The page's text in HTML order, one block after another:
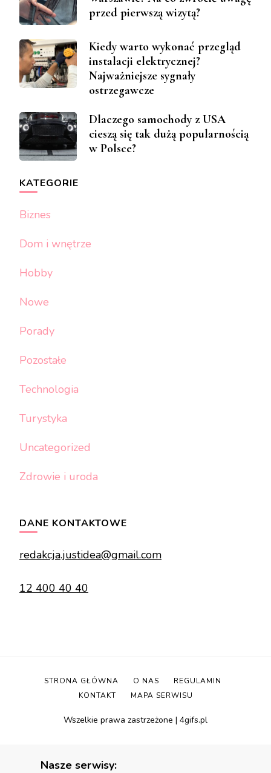
przed pierwszą wizytą?
Kiedy warto wykonać przegląd
instalacji elektrycznej?
Najważniejsze sygnały
ostrzegawcze
Dlaczego samochody z USA
cieszą się tak dużą popularnością
w Polsce?
KATEGORIE
Biznes
Dom i wnętrze
Hobby
Nowe
Porady
Pozostałe
Technologia
Turystyka
Uncategorized
Zdrowie i uroda
DANE KONTAKTOWE
redakcja.justidea@gmail.com
12 400 40 40
Wszelkie prawa zastrzeżone | 4gifs.pl
STRONA GŁÓWNA O NAS
REGULAMIN
KONTAKT
MAPA SERWISU
Nasze serwisy: